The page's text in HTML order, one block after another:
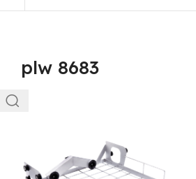
plw 8683